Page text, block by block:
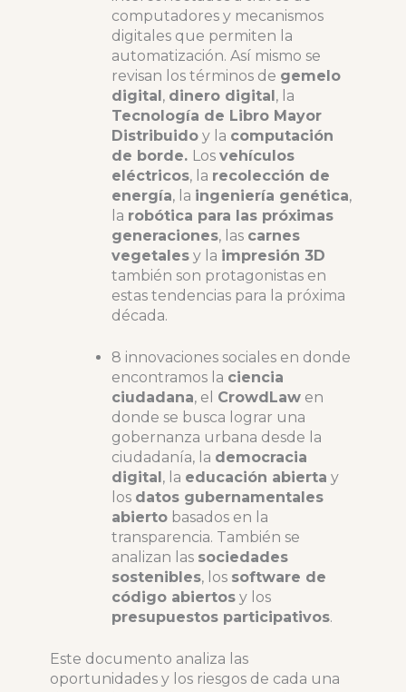
computadores y mecanismos
digitales que permiten la
automatización. Así mismo se
revisan los términos de gemelo
digital, dinero digital, la
Tecnología de Libro Mayor
Distribuidoy la computación
de borde. Los vehículos
eléctricos, la recolección de
energía, la ingeniería genética,
la robótica para las próximas
generaciones, las carnes
vegetalesy la impresión 3D
también son protagonistas en
estas tendencias para la próxima
década.
8 innovaciones sociales en donde
encontramos la ciencia
ciudadana, el CrowdLawen
donde se busca lograr una
gobernanza urbana desde la
ciudadanía, la democracia
digital, la educación abierta y
los datos gubernamentales
abiertobasados en la
transparencia. También se
analizan las sociedades
sostenibles, los software de
código abiertosy los
presupuestos participativos.
Este documento analiza las
oportunidades y los riesgos de cada una